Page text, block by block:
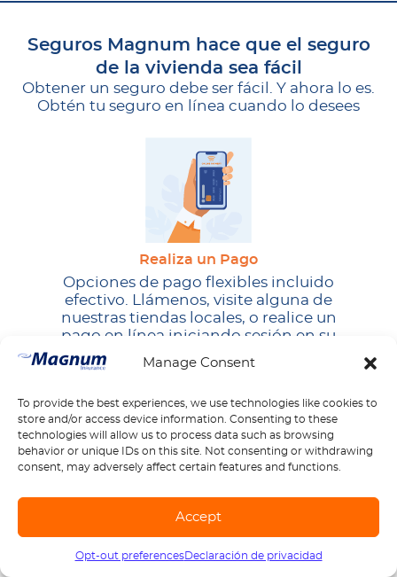
Manage Consent
To provide the best experiences, we use technologies like cookies to
store and/or access device information. Consenting to these
technologies will allow us to process data such as browsing
behavior or unique IDs on this site. Not consenting or withdrawing
consent, may adversely affect certain features and functions.
Accept
Opt-out preferencesDeclaración de privacidad
Seguros Magnum hace que el seguro
de la vivienda sea fácil
Obtener un seguro debe ser fácil. Y ahora lo es.
Obtén tu seguro en línea cuando lo desees
Realiza un Pago
Opciones de pago flexibles incluido
efectivo. Llámenos, visite alguna de
nuestras tiendas locales, o realice un
pago en línea iniciando sesión en su
Obtén nuestra aplicación móvil
Administra tu póliza. Ingresa y realiza
el seguimiento de un reclamo. Realiza
Llámanos 1-888-539-2102